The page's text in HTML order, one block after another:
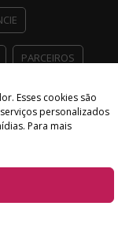
Esses cookies são
personalizados
Para mais
PARCEIROS